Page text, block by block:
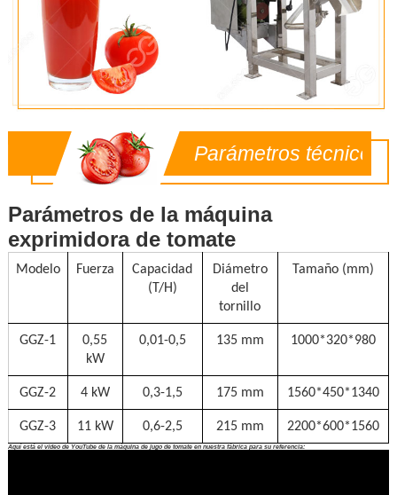
Parámetros técnicos
Parámetros de la máquina
exprimidora de tomate
Modelo Fuerza
Capacidad
(T/H)
Diámetro
del
tornillo
Tamaño (mm)
GGZ-1
0,55
kW
0,01-0,5 135 mm 1000*320*980
GGZ-2 4 kW 0,3-1,5 175 mm 1560*450*1340
GGZ-3 11 kW 0,6-2,5 215 mm 2200*600*1560
Aquí está el video de YouTube de la máquina de jugo de tomate en nuestra fábrica para su referencia: